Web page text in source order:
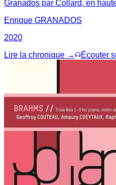
Granados par Collard, en
Enrique GRANADOS
2020
Lire la chronique →
Écouter